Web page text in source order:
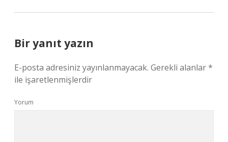
Bir yanıt yazın
E-posta adresiniz yayınlanmayacak. Gerekli alanlar*
ile işaretlenmişlerdir
Yorum